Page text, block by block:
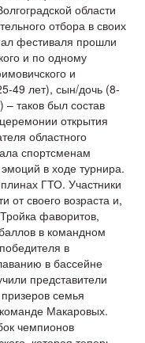
области
отбора в своих
фестиваля прошли
и по одному
и
49 лет), сын/дочь (8-
таков был состав
открытия
областного
спортсменам
в ходе турнира.
ГТО. Участники
от своего возраста и,
фаворитов,
в командном
в
в бассейне
представители
семья
Макаровых.
чемпионов